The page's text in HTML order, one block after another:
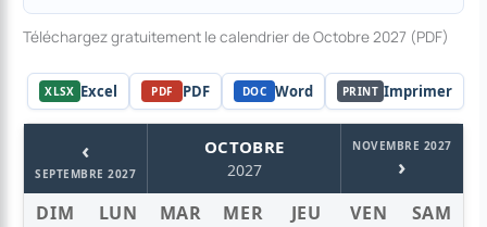
Téléchargez gratuitement le calendrier de Octobre 2027 (PDF)
XLSX Excel PDF PDF DOC Word PRINT Imprimer
‹
SEPTEMBRE 2027
OCTOBRE
2027
NOVEMBRE 2027
›
DIM LUN MAR MER JEU VEN SAM